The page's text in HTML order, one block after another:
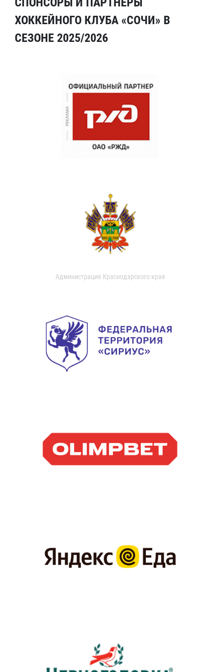
ХОККЕЙНОГО КЛУБА «СОЧИ» В
СЕЗОНЕ 2025/2026
Администрация Краснодарского края